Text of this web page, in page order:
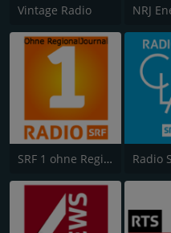
Vintage Radio
SRF 1 ohne RegionalJournal